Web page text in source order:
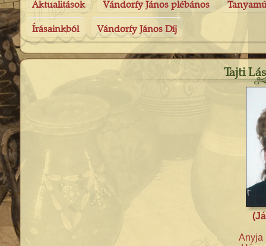
Aktualitások Vándorfy János plébános
Írásainkból Vándorfy János Díj
Tajti
Anyja